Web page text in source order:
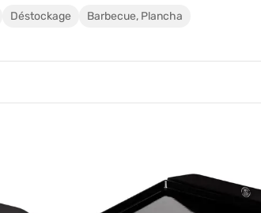
Déstockage Barbecue, Plancha